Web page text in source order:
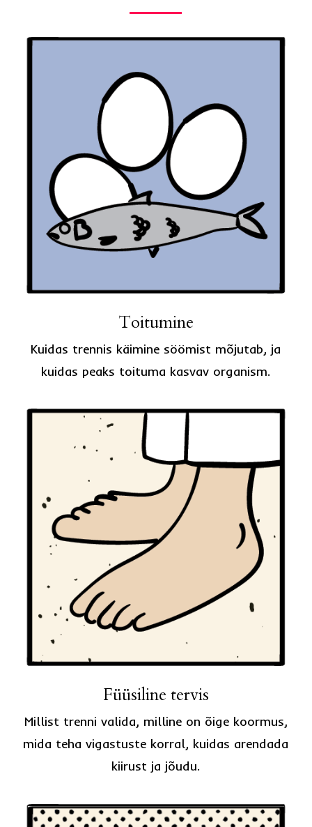
Toitumine
Kuidas trennis käimine söömist mõjutab, ja
kuidas peaks toituma kasvav organism.
Füüsiline tervis
Millist trenni valida, milline on õige koormus,
mida teha vigastuste korral, kuidas arendada
kiirust ja jõudu.